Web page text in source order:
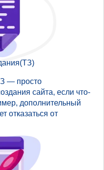
— просто
сайта, если что-
дополнительный
отказаться от